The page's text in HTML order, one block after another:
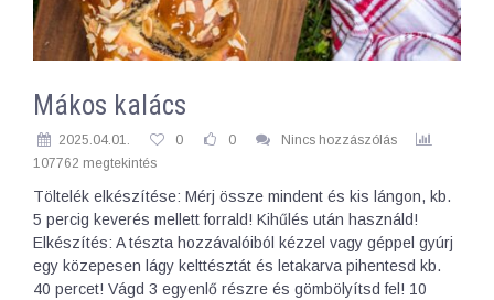
Mákos kalács
2025.04.01. 0 0
Nincs hozzászólás
107762 megtekintés
Töltelék elkészítése: Mérj össze mindent és kis lángon, kb.
5 percig keverés mellett forrald! Kihűlés után használd!
Elkészítés: A tészta hozzávalóiból kézzel vagy géppel gyúrj
egy közepesen lágy kelttésztát és letakarva pihentesd kb.
40 percet! Vágd 3 egyenlő részre és gömbölyítsd fel! 10